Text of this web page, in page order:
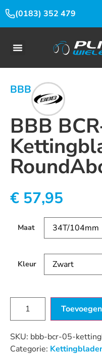
(0183) 352 479
BBB
BBB
€ 57,95
Maat
Kleur
SKU: bbb-bcr-05-
Categorie: